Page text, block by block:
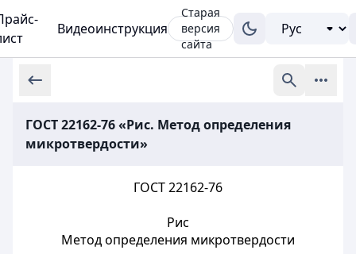
Видеоинструкция
Старая
версия
сайта
ГОСТ 22162-76 «Рис. Метод определения
микротвердости»
ГОСТ 22162-76
Рис
Метод определения микротвердости